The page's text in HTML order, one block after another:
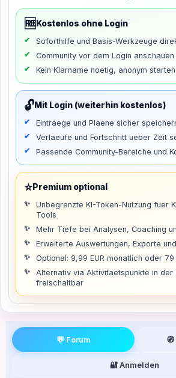
🆓 Kostenlos ohne Login
Soforthilfe und Basis-Werkzeuge
Community vor dem Login anschauen
Kein Klarname noetig, anonym starten
🔓Mit Login (weiterhin kostenlos)
Eintraege und Plaene sicher
Verlaeufe und Fortschritt ueber Zeit
Passende Community-Bereiche und
⭐Premium optional
Unbegrenzte KI-Token-Nutzung fuer
Tools
Mehr Tiefe bei Analysen, Coaching
Erweiterte Auswertungen, Exporte
Optional: 9,99 EUR monatlich oder 79
Alternativ via Aktivitaetspunkte in der
freischaltbar
💬 Forum
🔐 Anmelden